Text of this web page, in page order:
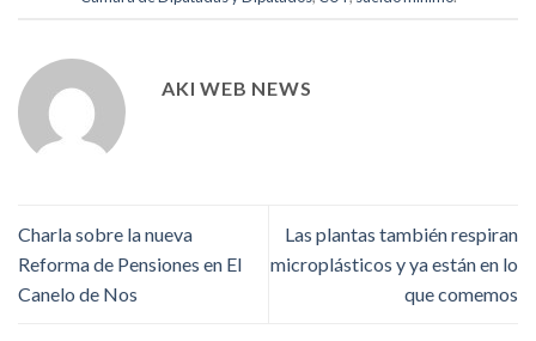
AKI WEB NEWS
Charla sobre la nueva
Reforma de Pensiones en El
Canelo de Nos
Las plantas también respiran
microplásticos y ya están en lo
que comemos